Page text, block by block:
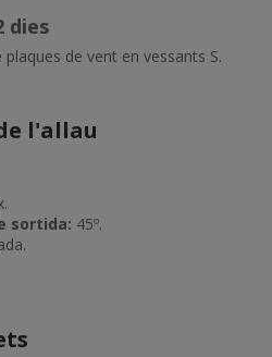
dies
de vent en vessants S.
l'allau
sortida: 45º.